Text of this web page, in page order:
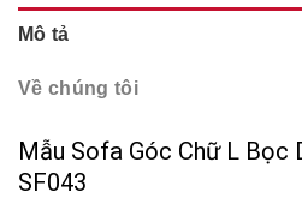
Mô tả
Về chúng tôi
Mẫu Sofa Góc Chữ L Bọc
SF043